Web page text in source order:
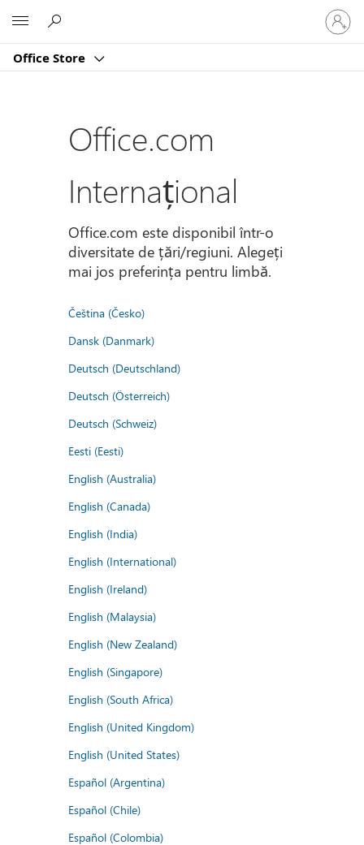
Office Store
vă
la
dvs.
Office.com
Internațional
Office.com este disponibil într-o
diversitate de țări/regiuni. Alegeți
mai jos preferința pentru limbă.
Čeština (Česko)
Dansk (Danmark)
Deutsch (Deutschland)
Deutsch (Österreich)
Deutsch (Schweiz)
Eesti (Eesti)
English (Australia)
English (Canada)
English (India)
English (International)
English (Ireland)
English (Malaysia)
English (New Zealand)
English (Singapore)
English (South Africa)
English (United Kingdom)
English (United States)
Español (Argentina)
Español (Chile)
Español (Colombia)